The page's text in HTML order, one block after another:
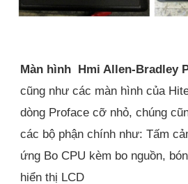
Màn hình Hmi Allen-Bradley
cũng như các màn hình của
dòng Proface cỡ nhỏ, chúng
các bộ phận chính như: Tấm
ứng Bo CPU kèm bo nguồn,
hiển thị LCD